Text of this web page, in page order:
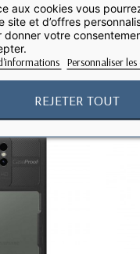
génération
favorite_border
aux cookies vous
site et d’offres
donner votre
Personnaliser les
REJETER TOUT